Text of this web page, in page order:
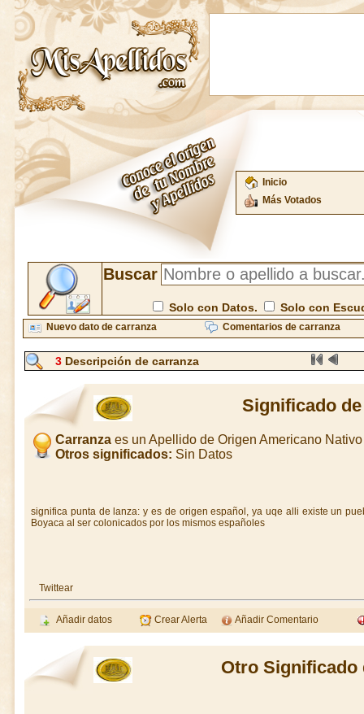
Inicio
Más Votados
Buscar
Solo con Datos. Solo con
Nuevo dato de carranza Comentarios de carranza
3Descripción de carranza
Significado
Carranza es un Apellido de Origen Americano
Otros significados: Sin Datos
significa punta de lanza: y es de origen español, ya uqe alli existe un
Boyaca al ser colonicados por los mismos españoles
Twittear
Añadir datos Crear Alerta Añadir Comentario
Otro Significado